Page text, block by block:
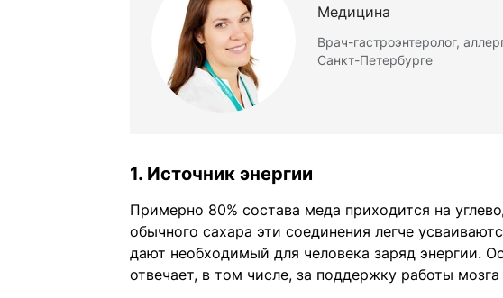
Медицина
Врач-гастроэнтеролог,
Санкт-Петербурге
1. Источник энергии
Примерно 80% состава меда приходится на
обычного сахара эти соединения легче
дают необходимый для человека заряд энергии.
отвечает, в том числе, за поддержку работы